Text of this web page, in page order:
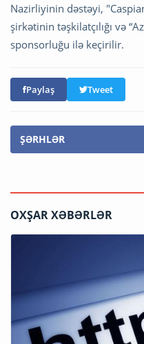
Nazirliyinin dəstəyi,
şirkətinin təşkilatçılığı və
sponsorluğu ilə keçirilir.
Paylaş Tweet
ŞƏRHLƏR
OXŞAR XƏBƏRLƏR